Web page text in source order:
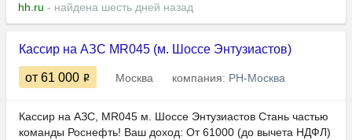
hh.ru - найдена шесть дней назад
Кассир на АЗС MR045 (м. Шоссе Энтузиастов)
от 61 000 Москва компания: РН-Москва
Кассир на АЗС, MR045 м. Шоссе Энтузиастов Стань частью
команды Роснефть! Ваш доход: От 61000 (до вычета НДФЛ)